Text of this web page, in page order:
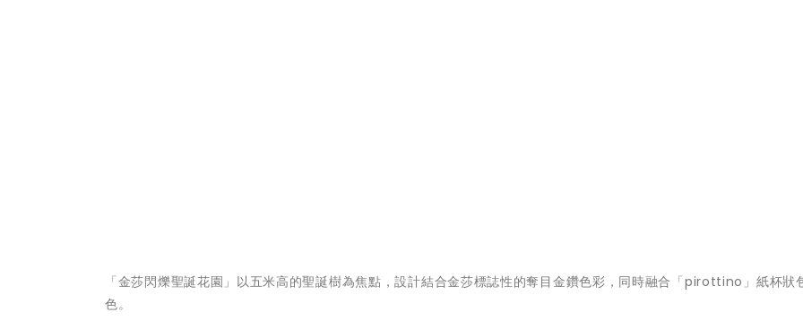
「金莎閃爍聖誕花園」以五米高的聖誕樹為焦點，設計結合金莎標誌性的奪目金鑽色彩，同時融合「pirottino」紙杯狀
色。